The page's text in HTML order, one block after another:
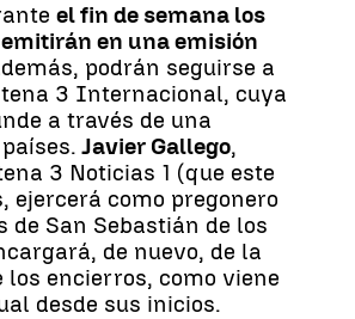
el fin de semana los
en una emisión
podrán seguirse a
3 Internacional, cuya
a través de una
Javier Gallego,
3 Noticias 1 (que este
ejercerá como pregonero
de San Sebastián de los
de nuevo, de la
los encierros, como viene
desde sus inicios.